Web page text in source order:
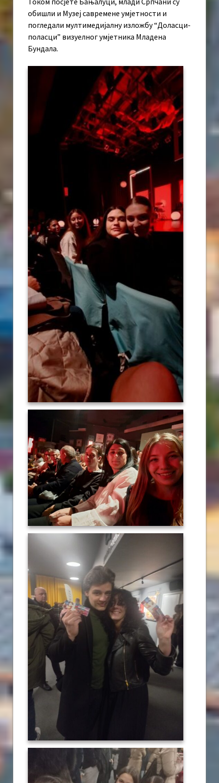
обишли и Музеј савремене умјетности и
погледали мултимедијалну изложбу “Доласци-
поласци” визуелног умјетника Младена
Бундала.